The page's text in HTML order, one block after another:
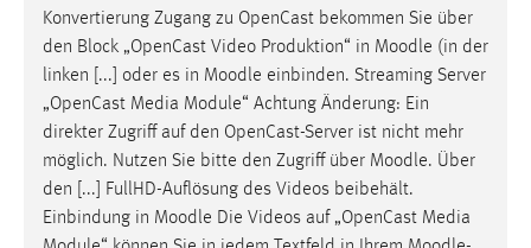
Konvertierung Zugang zu OpenCast bekommen Sie über
den Block „OpenCast Video Produktion“ in Moodle (in der
linken [...] oder es in Moodle einbinden. Streaming Server
„OpenCast Media Module“ Achtung Änderung: Ein
direkter Zugriff auf den OpenCast-Server ist nicht mehr
möglich. Nutzen Sie bitte den Zugriff über Moodle. Über
den [...] FullHD-Auflösung des Videos beibehält.
Einbindung in Moodle Die Videos auf „OpenCast Media
Google Ads
Name:
_gcl_au
Anbieter:
Google Ireland Limited